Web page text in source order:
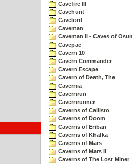
Cavefire III
Cavehunt
Cavelord
Caveman
Caveman II - Caves of
Cavepac
Cavern 10
Cavern Commander
Cavern Escape
Cavern of Death, The
Cavernia
Cavernrun
Cavernrunner
Caverns of Callisto
Caverns of Doom
Caverns of Eriban
Caverns of Khafka
Caverns of Mars
Caverns of Mars II
Caverns of The Lost Miner